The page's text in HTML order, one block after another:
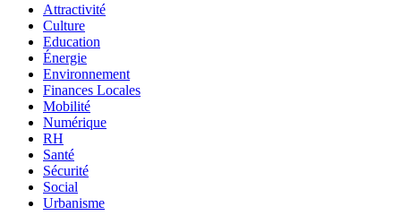
Attractivité
Culture
Education
Énergie
Environnement
Finances Locales
Mobilité
Numérique
RH
Santé
Sécurité
Social
Urbanisme